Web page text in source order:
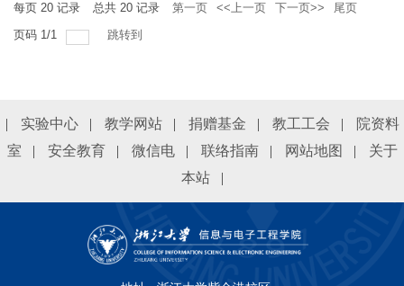
每页 20记录 总共 20记录 第一页 <<上一页 下一页>>
尾页
页码 1/1 跳转到
| 实验中心 | 教学网站 | 捐赠基金 | 教工工会 |
院资料
室
| 安全教育 | 微信电 | 联络指南 | 网站地图 |
关于
本站
|